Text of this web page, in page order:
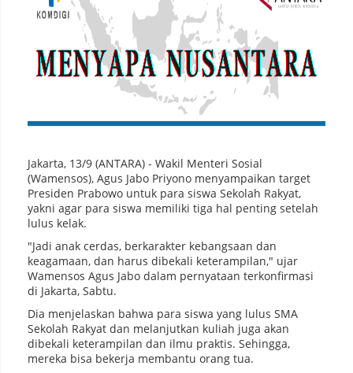
Jakarta, 13/9 (ANTARA) - Wakil Menteri Sosial
(Wamensos), Agus Jabo Priyono menyampaikan target
Presiden Prabowo untuk para siswa Sekolah Rakyat,
yakni agar para siswa memiliki tiga hal penting setelah
lulus kelak.
"Jadi anak cerdas, berkarakter kebangsaan dan
keagamaan, dan harus dibekali keterampilan," ujar
Wamensos Agus Jabo dalam pernyataan terkonfirmasi
di Jakarta, Sabtu.
Dia menjelaskan bahwa para siswa yang lulus SMA
Sekolah Rakyat dan melanjutkan kuliah juga akan
dibekali keterampilan dan ilmu praktis. Sehingga,
mereka bisa bekerja membantu orang tua.